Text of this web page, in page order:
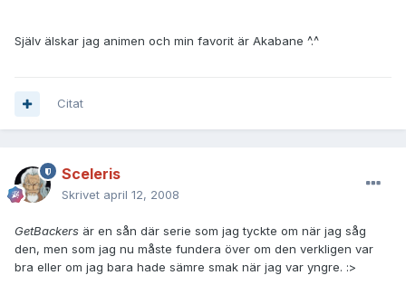
Själv älskar jag animen och min favorit är Akabane ^.^
Citat
Sceleris
Skrivet april 12, 2008
GetBackers är en sån där serie som jag tyckte om när jag såg
den, men som jag nu måste fundera över om den verkligen var
bra eller om jag bara hade sämre smak när jag var yngre. :>